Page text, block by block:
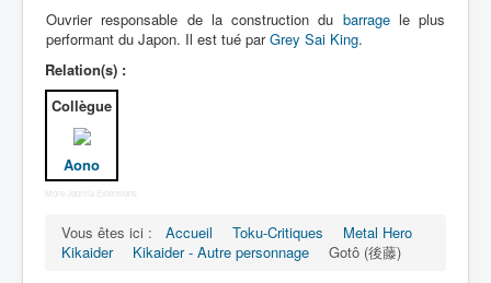
Dessins
Artiste Asperger
Lexique
Jinzô ningen Kikaider (人造 人間
キカイダー) = Androïde Kikaider
Personnages
Ouvrier responsable de la construction du barragele plus
performant du Japon. Il est tué parGrey Sai King.
Relation(s) :
Collègue
Aono
More Joomla Extensions
Vous êtes ici : Accueil Toku-Critiques
Metal Hero
Kikaider
Kikaider - Autre personnage Gotô (後藤)